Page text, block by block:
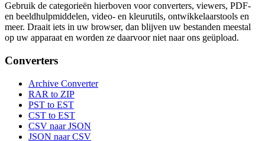
Gebruik de categorieën hierboven voor converters, viewers, PDF-
en beeldhulpmiddelen, video- en kleurutils, ontwikkelaarstools en
meer. Draait iets in uw browser, dan blijven uw bestanden meestal
op uw apparaat en worden ze daarvoor niet naar ons geüpload.
Converters
Archive Converter
RAR to ZIP
PST to EST
CST to EST
CSV naar JSON
JSON naar CSV